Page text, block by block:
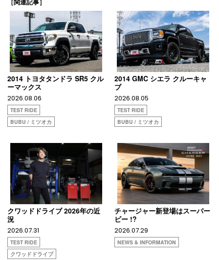
［関連記事］
2014 トヨタタンドラ SR5 クル
ーマックス
2026.08.06
TEST RIDE
BUBU / ミツオカ
2014 GMC シエラ クルーキャ
ブ
2026.08.05
TEST RIDE
BUBU / ミツオカ
クワッドドライブ 2026年の近
況
2026.07.31
TEST RIDE
クワッドドライブ
チャージャー新登場はスーパー
ビー !?
2026.07.29
NEWS & INFORMATION